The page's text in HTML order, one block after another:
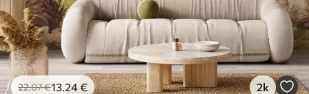
22.07€13 .24€ 2k